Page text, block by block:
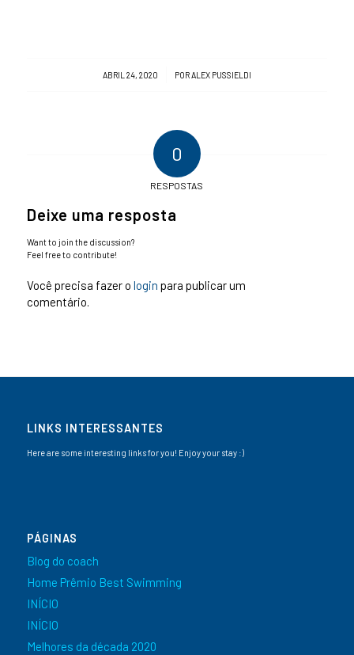
ABRIL 24, 2020
/ PORALEX PUSSIELDI
0
RESPOSTAS
Deixe uma resposta
Want to join the discussion?
Feel free to contribute!
Você precisa fazer o login para publicar um
comentário.
LINKS INTERESSANTES
Here are some interesting links for you! Enjoy your stay :)
PÁGINAS
Blog do coach
Home Prêmio Best Swimming
INÍCIO
INÍCIO
Melhores da década 2020